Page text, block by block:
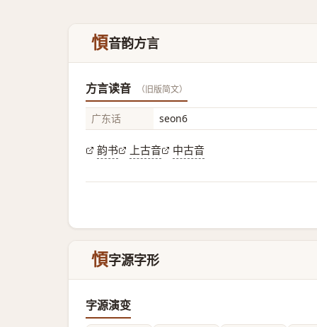
㥧音韵方言
方言读音 （旧版简文）
广东话 seon6
韵书 上古音 中古音
㥧字源字形
字源演变